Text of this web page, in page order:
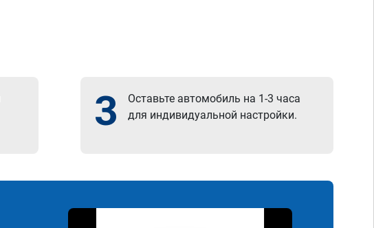
3
Оставьте автомобиль на 1-3 часа
для индивидуальной настройки.